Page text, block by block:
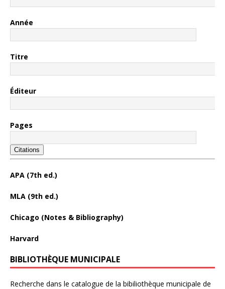
Année
Titre
Éditeur
Pages
Citations
APA (7th ed.)
MLA (9th ed.)
Chicago (Notes & Bibliography)
Harvard
BIBLIOTHÈQUE MUNICIPALE
Recherche dans le catalogue de la bibiliothèque municipale de